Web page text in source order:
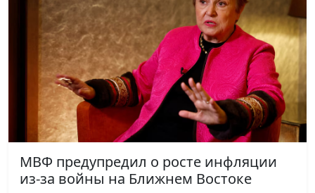
МВФ предупредил о росте инфляции
из-за войны на Ближнем Востоке